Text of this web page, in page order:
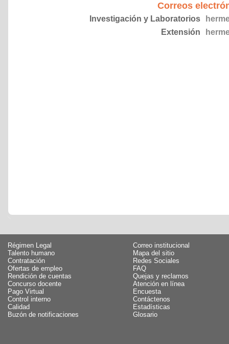
Correos
Investigación y Laboratorios
Extensión
Régimen Legal
Talento humano
Contratación
Ofertas de empleo
Rendición de cuentas
Concurso docente
Pago Virtual
Control interno
Calidad
Buzón de notificaciones
Correo institucional
Mapa del sitio
Redes Sociales
FAQ
Quejas y reclamos
Atención en línea
Encuesta
Contáctenos
Estadísticas
Glosario